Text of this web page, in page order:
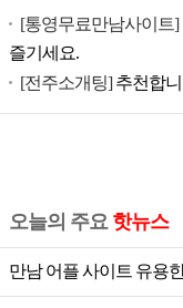
[통영무료만남사이트]
즐기세요.
[전주소개팅]추천합
오늘의 주요핫뉴스
만남 어플 사이트 유용